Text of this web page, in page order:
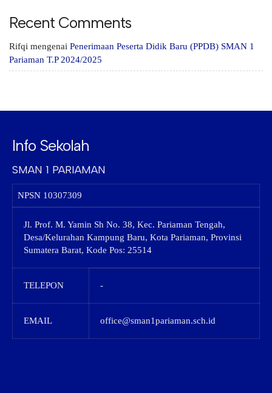
Recent Comments
Rifqi mengenai Penerimaan Peserta Didik Baru (PPDB) SMAN 1
Pariaman T.P 2024/2025
Info Sekolah
SMAN 1 PARIAMAN
NPSN 10307309
Jl. Prof. M. Yamin Sh No. 38, Kec. Pariaman Tengah,
Desa/Kelurahan Kampung Baru, Kota Pariaman, Provinsi
Sumatera Barat, Kode Pos: 25514
TELEPON -
EMAIL office@sman1pariaman.sch.id